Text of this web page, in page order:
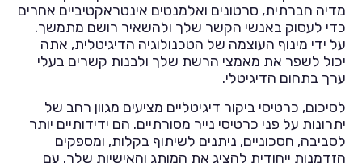
מדיה חברתית, סרטונים ואלמנטים אינטראקטיביים אחרים
כדי לעסוק באנשי הקשר שלך ולהשאיר רושם מתמשך.
על ידי מינוף העוצמה של הטכנולוגיה הדיגיטלית, אתה
יכול לשפר את מאמצי הרשת שלך ולבנות קשרים בעלי
ערך בתחום הדיגיטלי.
לסיכום, כרטיסי ביקור דיגיטליים מציעים מגוון רחב של
יתרונות על פני כרטיסי נייר מסורתיים. הם ידידותיים יותר
לסביבה, חסכוניים, ניתנים לשיתוף בקלות, ומספקים
הזדמנות ייחודית להציג את המותג והאישיות שלך. עם